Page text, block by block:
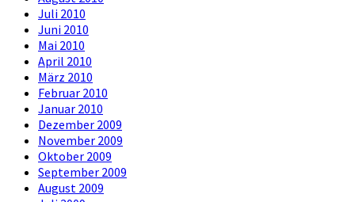
Juli 2010
Juni 2010
Mai 2010
April 2010
März 2010
Februar 2010
Januar 2010
Dezember 2009
November 2009
Oktober 2009
September 2009
August 2009